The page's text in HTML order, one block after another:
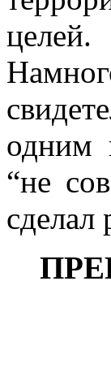
одним
“не